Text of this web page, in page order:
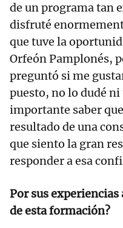
de un programa tan
disfruté
que tuve la
Orfeón Pamplonés,
preguntó si me
puesto, no lo dudé
importante saber
resultado de una
que siento la gran
responder a esa
Por sus experiencias
de esta formación?